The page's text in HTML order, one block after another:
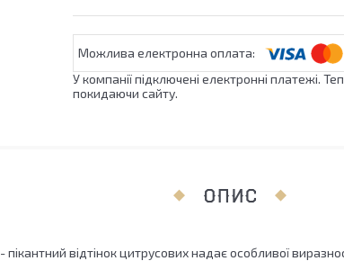
У компанії підключені електронні платежі.
покидаючи сайту.
ОПИС
- пікантний відтінок цитрусових надає особливої